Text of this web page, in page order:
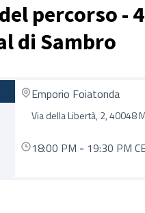
percorso -
di Sambro
Emporio Foiatonda
Via della Libertà, 2, 40048
18:00 PM - 19:30 PM